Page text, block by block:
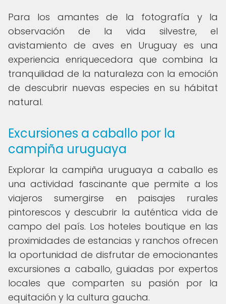
Para los amantes de la fotografía y la
observación de la vida silvestre, el
avistamiento de aves en Uruguay es una
experiencia enriquecedora que combina la
tranquilidad de la naturaleza con la emoción
de descubrir nuevas especies en su hábitat
natural.
Excursiones a caballo por la
campiña uruguaya
Explorar la campiña uruguaya a caballo es
una actividad fascinante que permite a los
viajeros sumergirse en paisajes rurales
pintorescos y descubrir la auténtica vida de
campo del país. Los hoteles boutique en las
proximidades de estancias y ranchos ofrecen
la oportunidad de disfrutar de emocionantes
excursiones a caballo, guiadas por expertos
locales que comparten su pasión por la
equitación y la cultura gaucha.